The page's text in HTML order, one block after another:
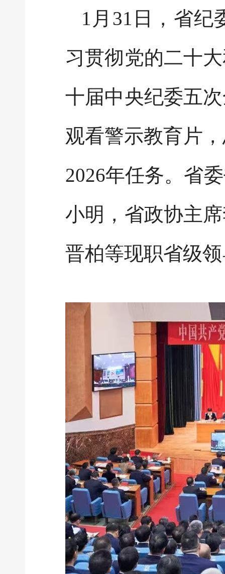
1月31日，省纪
习贯彻党的二十
十届中央纪委五
观看警示教育片
2026年任务。省
小明，省政协主
晋柏等现职省级